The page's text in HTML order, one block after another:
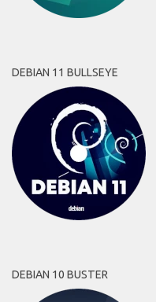
DEBIAN 11 BULLSEYE
DEBIAN 10 BUSTER